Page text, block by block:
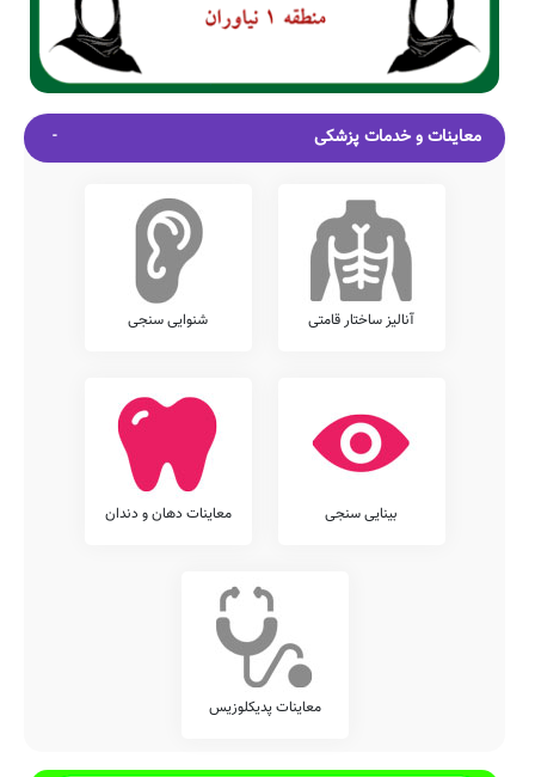
معاینات و خدمات پزشکی
آنالیز ساختار قامتی شنوایی سنجی
بینایی سنجی معاینات دهان و دندان
معاینات پدیکلوزیس